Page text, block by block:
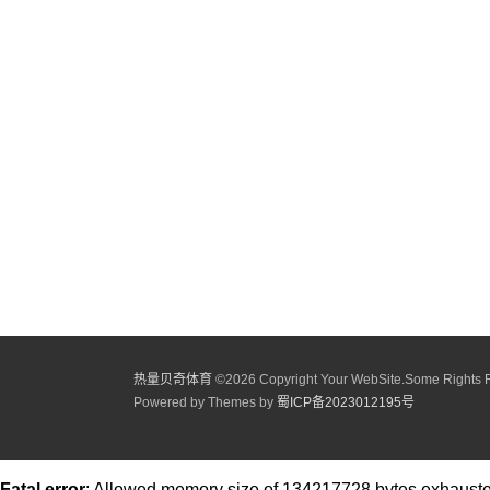
热量贝奇体育 ©2026 Copyright Your WebSite.Some Rights
Powered by Themes by 蜀ICP备2023012195号